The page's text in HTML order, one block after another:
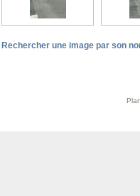
Rechercher une image par son